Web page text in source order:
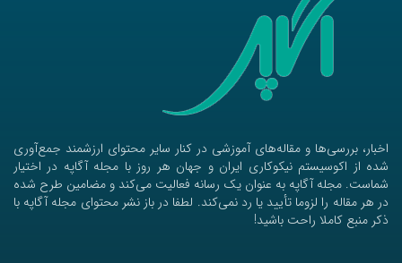
اخبار، بررسی‌ها و مقاله‌های آموزشی در کنار سایر محتوای ارزشمند جمع‌آوری
شده از اکوسیستم نیکوکاری ایران و جهان هر روز با مجله آگاپه در اختیار
شماست. مجله آگاپه به عنوان یک رسانه فعالیت می‌کند و مضامین طرح شده
در هر مقاله را لزوما تأیید یا رد نمی‌کند. لطفا در باز نشر محتوای مجله آگاپه با
ذکر منبع کاملا راحت باشید!